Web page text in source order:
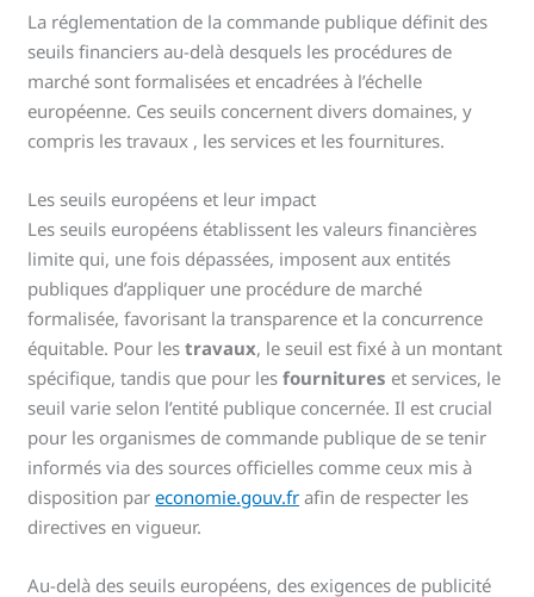
La réglementation de la commande publique définit des
seuils financiers au-delà desquels les procédures de
marché sont formalisées et encadrées à l’échelle
européenne. Ces seuils concernent divers domaines, y
compris les travaux , les services et les fournitures.
Les seuils européens et leur impact
Les seuils européens établissent les valeurs financières
limite qui, une fois dépassées, imposent aux entités
publiques d’appliquer une procédure de marché
formalisée, favorisant la transparence et la concurrence
équitable. Pour lestravaux, le seuil est fixé à un montant
spécifique, tandis que pour lesfournitures et services, le
seuil varie selon l’entité publique concernée. Il est crucial
pour les organismes de commande publique de se tenir
informés via des sources officielles comme ceux mis à
disposition pareconomie.gouv.fr afin de respecter les
directives en vigueur.
Au-delà des seuils européens, des exigences de publicité